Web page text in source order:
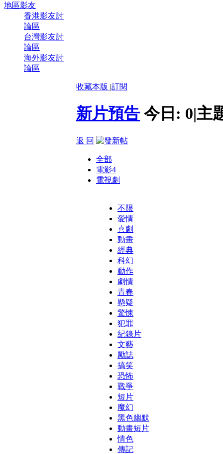
地區影友
香港影友討
論區
台灣影友討
論區
海外影友討
論區
收藏本版 |訂閱
新片預告 今日: 0|主
返 回
全部
電影4
電視劇
不限
愛情
喜劇
動畫
經典
科幻
動作
劇情
青春
懸疑
驚悚
犯罪
紀錄片
文藝
勵誌
搞笑
恐怖
戰爭
短片
魔幻
黑色幽默
動畫短片
情色
傳記